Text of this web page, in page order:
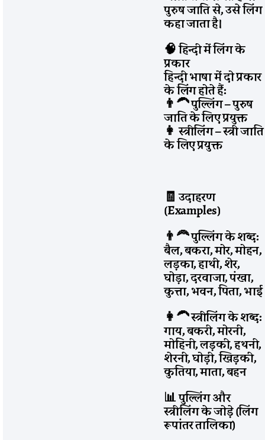
पुरुष जाति से, उसे लिंग
कहा जाता है।
🧠 हिन्दी में लिंग के
प्रकार
हिन्दी भाषा में दो प्रकार
के लिंग होते हैं:
👨‍🦱 पुल्लिंग – पुरुष
जाति के लिए प्रयुक्त
👩 स्त्रीलिंग – स्त्री जाति
के लिए प्रयुक्त
🧾 उदाहरण
(Examples)
👨‍🦰 पुल्लिंग के शब्द:
बैल, बकरा, मोर, मोहन,
लड़का, हाथी, शेर,
घोड़ा, दरवाजा, पंखा,
कुत्ता, भवन, पिता, भाई
👩‍🦱 स्त्रीलिंग के शब्द:
गाय, बकरी, मोरनी,
मोहिनी, लड़की, हथनी,
शेरनी, घोड़ी, खिड़की,
कुतिया, माता, बहन
📊 पुल्लिंग और
स्त्रीलिंग के जोड़े (लिंग
रूपांतर तालिका)